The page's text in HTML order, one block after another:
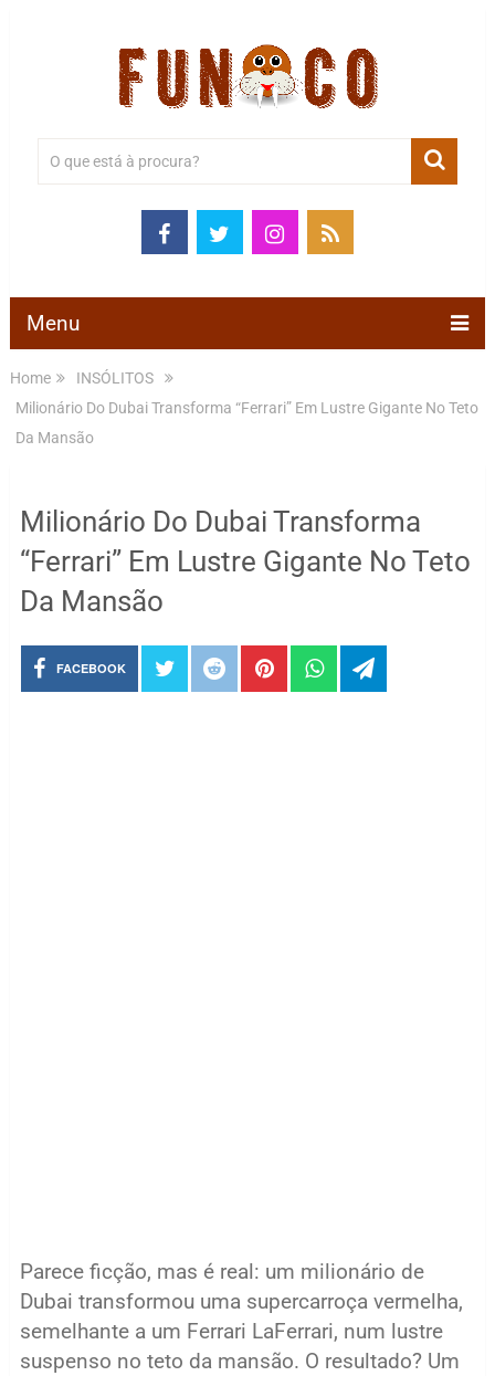
Menu
Home
INSÓLITOS
Milionário Do Dubai Transforma “Ferrari” Em Lustre Gigante No Teto
Da Mansão
Milionário Do Dubai Transforma
“Ferrari” Em Lustre Gigante No Teto
Da Mansão
FACEBOOK
Parece ficção, mas é real: um milionário de
Dubai transformou uma supercarroça vermelha,
semelhante a um Ferrari LaFerrari, num lustre
suspenso no teto da mansão. O resultado? Um